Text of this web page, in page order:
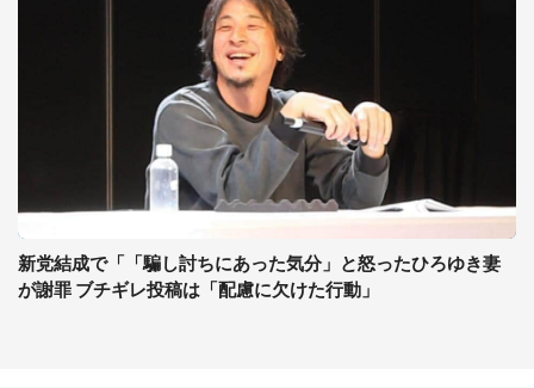
新党結成で「「騙し討ちにあった気分」と怒ったひろゆき妻
が謝罪 ブチギレ投稿は「配慮に欠けた行動」